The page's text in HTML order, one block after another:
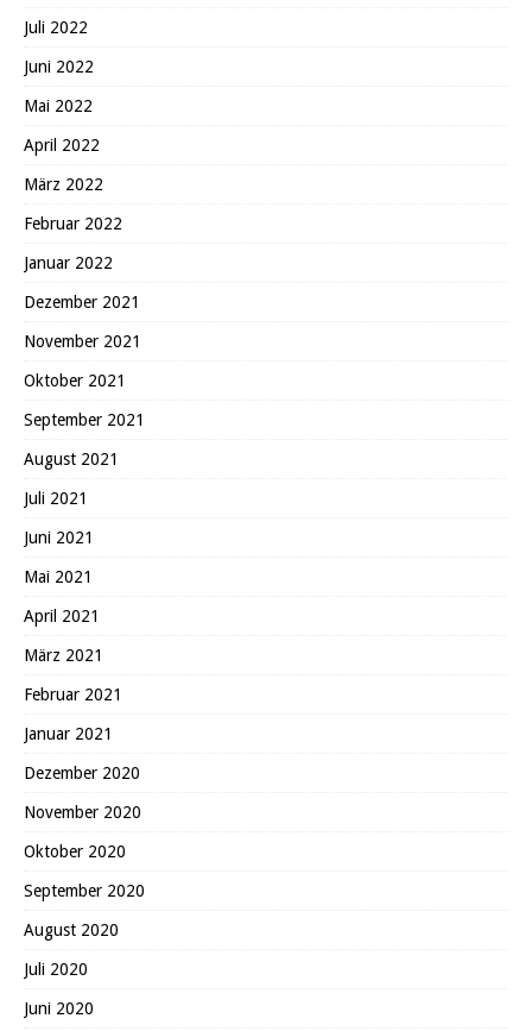
Juli 2022
Juni 2022
Mai 2022
April 2022
März 2022
Februar 2022
Januar 2022
Dezember 2021
November 2021
Oktober 2021
September 2021
August 2021
Juli 2021
Juni 2021
Mai 2021
April 2021
März 2021
Februar 2021
Januar 2021
Dezember 2020
November 2020
Oktober 2020
September 2020
August 2020
Juli 2020
Juni 2020